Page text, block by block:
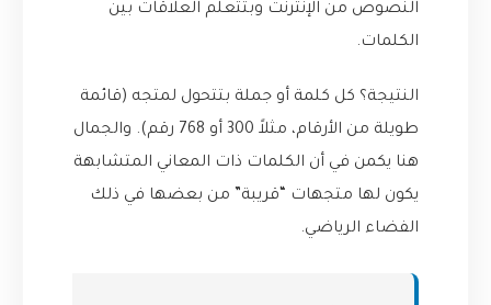
النصوص من الإنترنت وبتتعلم العلاقات بين
الكلمات.
النتيجة؟ كل كلمة أو جملة بتتحول لمتجه (قائمة
طويلة من الأرقام، مثلاً 300 أو 768 رقم). والجمال
هنا يكمن في أن الكلمات ذات المعاني المتشابهة
يكون لها متجهات “قريبة” من بعضها في ذلك
الفضاء الرياضي.